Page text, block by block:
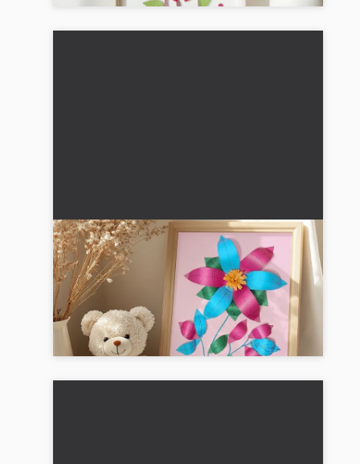
Lav smukke 3D-blomster med dit
barn: En trin-for-trin vejledning
Lav fantastiske 3D-blomster af papir med dit
barn! Enkel trin-for-trin vejledning til kreative
regnvejrsdage med børn fra 5 år....